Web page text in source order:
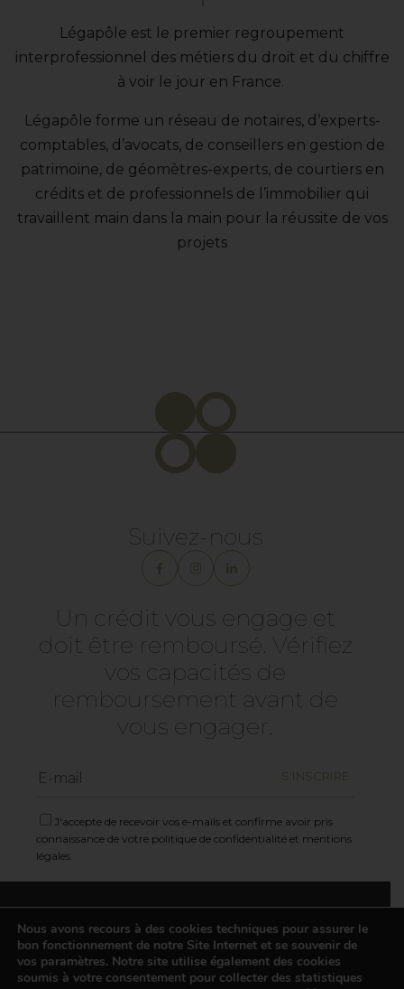
Légapôle est le premier regroupement
interprofessionnel des métiers du droit et du chiffre
à voir le jour en France.
Légapôle forme un réseau de notaires, d’experts-
comptables, d’avocats, de conseillers en gestion de
patrimoine, de géomètres-experts, de courtiers en
crédits et de professionnels de l’immobilier qui
travaillent main dans la main pour la réussite de vos
projets
Suivez-nous
Un crédit vous engage et
doit être remboursé. Vérifiez
vos capacités de
remboursement avant de
vous engager.
J'accepte de recevoir vos e-mails et confirme avoir pris
connaissance de votre politique de confidentialité et mentions
légales.
Mentions légales
Plan du site
Politique de confidentialité
Nous avons recours à des cookies techniques pour assurer le
bon fonctionnement de notre Site Internet et se souvenir de
vos paramètres. Notre site utilise également des cookies
soumis à votre consentement pour collecter des statistiques